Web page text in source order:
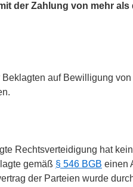
der Zahlung von mehr als
Beklagten auf Bewilligung
Rechtsverteidigung hat
gemäß § 546 BGB einen
der Parteien wurde